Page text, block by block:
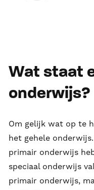
Wat staat
onderwijs?
Om gelijk wat op te
het gehele
primair onderwijs
speciaal onderwijs
primair onderwijs,